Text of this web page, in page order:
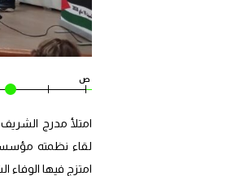
ص
لقاء نظمته
امتزج فيها الوفاء